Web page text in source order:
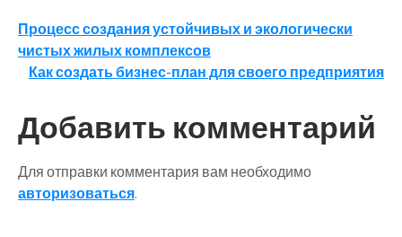
Навигация
по
Процесс создания устойчивых и экологически
чистых жилых комплексов
Как создать бизнес-план для своего предприятия
Добавить комментарий
Для отправки комментария вам необходимо
авторизоваться.